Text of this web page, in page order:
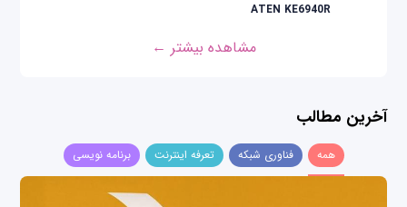
ATEN KE6940R
مشاهده بیشتر ←
آخرین مطالب
همه فناوری شبکه تعرفه اینترنت برنامه نویسی